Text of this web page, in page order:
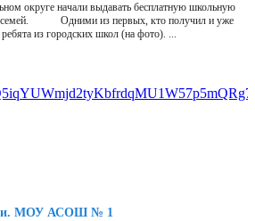
округе начали выдавать бесплатную школьную
семей. Одними из первых, кто получил и уже
из городских школ (на фото). ...
МОУ АСОШ № 1